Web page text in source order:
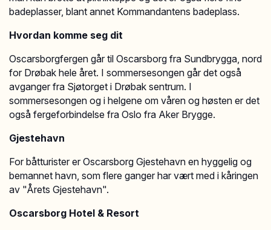
badeplasser, blant annet Kommandantens badeplass.
Hvordan komme seg dit
Oscarsborgfergen går til Oscarsborg fra Sundbrygga, nord
for Drøbak hele året. I sommersesongen går det også
avganger fra Sjøtorget i Drøbak sentrum. I
sommersesongen og i helgene om våren og høsten er det
også fergeforbindelse fra Oslo fra Aker Brygge.
Gjestehavn
For båtturister er Oscarsborg Gjestehavn en hyggelig og
bemannet havn, som flere ganger har vært med i kåringen
av "Årets Gjestehavn".
Oscarsborg Hotel & Resort